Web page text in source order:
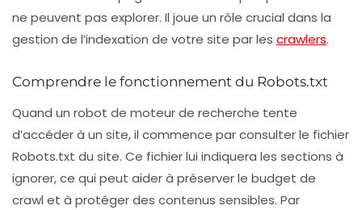
ne peuvent pas explorer. Il joue un rôle crucial dans la
gestion de l’indexation de votre site par les crawlers.
Comprendre le fonctionnement du Robots.txt
Quand un robot de moteur de recherche tente
d’accéder à un site, il commence par consulter le fichier
Robots.txt du site. Ce fichier lui indiquera les sections à
ignorer, ce qui peut aider à préserver le budget de
crawl et à protéger des contenus sensibles. Par